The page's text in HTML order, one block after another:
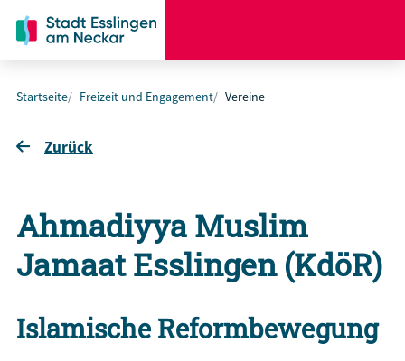
Startseite Freizeit und Engagement Vereine
Zurück
Ahmadiyya Muslim
Jamaat Esslingen (KdöR)
Islamische Reformbewegung